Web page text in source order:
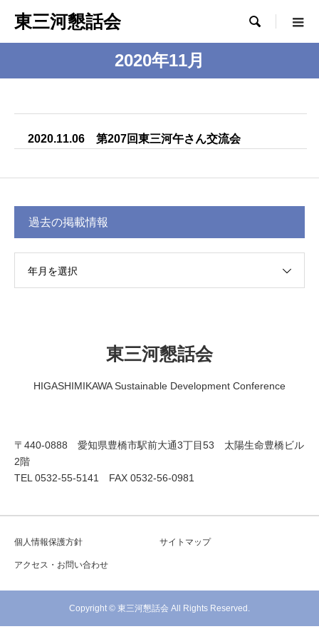
東三河懇話会 
2020年11月
2020.11.06 第207回東三河午さん交流会
過去の掲載情報
年月を選択
東三河懇話会
HIGASHIMIKAWA Sustainable Development Conference
〒440-0888 愛知県豊橋市駅前大通3丁目53 太陽生命豊橋ビル
2階
TEL 0532-55-5141 FAX 0532-56-0981
個人情報保護方針 サイトマップ
アクセス・お問い合わせ
Copyright © 東三河懇話会 All Rights Reserved.